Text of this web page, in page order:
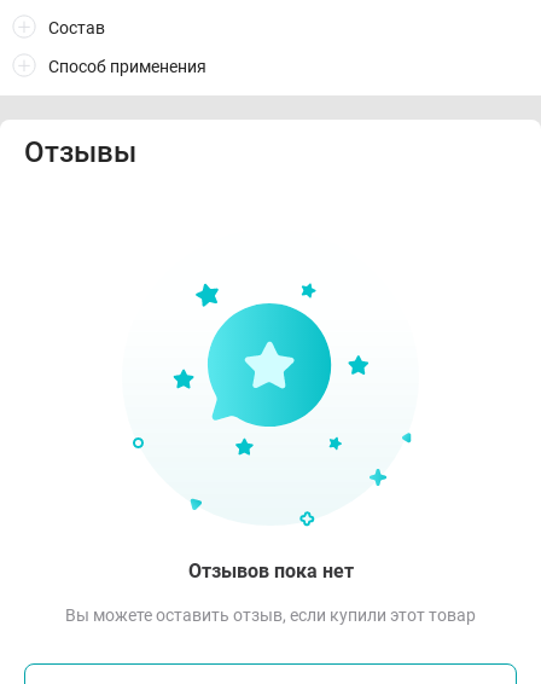
Состав
Способ применения
Отзывы
Отзывов пока нет
Вы можете оставить отзыв, если купили этот товар